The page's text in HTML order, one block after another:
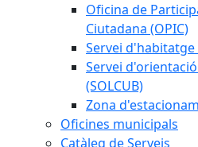
Oficina de
Ciutadana (OPIC)
Servei d'habitatge
Servei
(SOLCUB)
Zona
Oficines municipals
Catàleg de Serveis